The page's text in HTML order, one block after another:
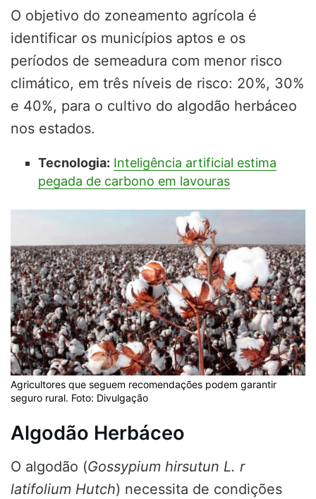
O objetivo do zoneamento agrícola é
identificar os municípios aptos e os
períodos de semeadura com menor risco
climático, em três níveis de risco: 20%, 30%
e 40%, para o cultivo do algodão herbáceo
nos estados.
Tecnologia: Inteligência artificial estima
pegada de carbono em lavouras
Agricultores que seguem recomendações podem garantir
seguro rural. Foto: Divulgação
Algodão Herbáceo
O algodão (Gossypium hirsutun L. r
latifolium Hutch) necessita de condições